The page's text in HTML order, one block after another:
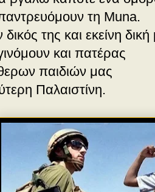
τη Muna.
της και εκείνη
και πατέρας
παιδιών μας
Παλαιστίνη.